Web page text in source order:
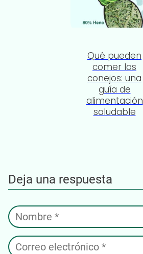
Qué pueden
comer los
conejos: una
guía de
alimentación
saludable
Deja una respuesta